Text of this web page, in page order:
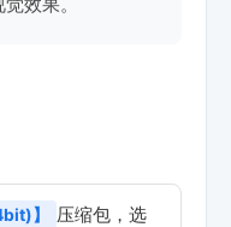
效果。
】
压缩包，选